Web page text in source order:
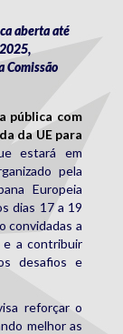
aberta até
Comissão
pública com
da UE para
estará em
pela
Europeia
dias 17 a 19
convidadas a
e a contribuir
desafios e
reforçar o
melhor as